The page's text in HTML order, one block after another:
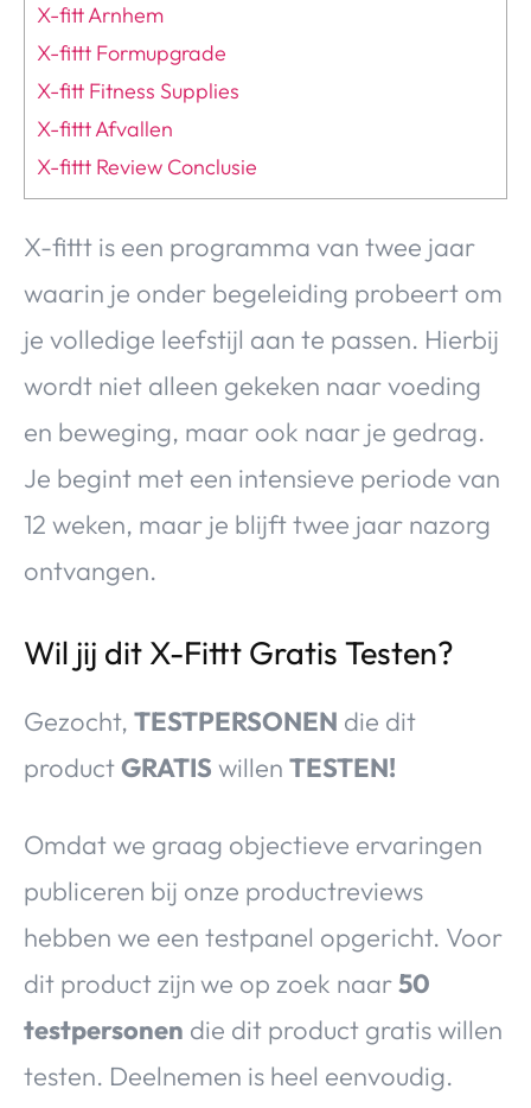
X-fitt Arnhem
X-fittt Formupgrade
X-fitt Fitness Supplies
X-fittt Afvallen
X-fittt Review Conclusie
X-fittt is een programma van twee jaar
waarin je onder begeleiding probeert om
je volledige leefstijl aan te passen. Hierbij
wordt niet alleen gekeken naar voeding
en beweging, maar ook naar je gedrag.
Je begint met een intensieve periode van
12 weken, maar je blijft twee jaar nazorg
ontvangen.
Wil jij dit X-Fittt Gratis Testen?
Gezocht, TESTPERSONEN die dit
productGRATIS willen TESTEN!
Omdat we graag objectieve ervaringen
publiceren bij onze productreviews
hebben we een testpanel opgericht. Voor
dit product zijnwe op zoek naar50
testpersonen die dit product gratis willen
testen. Deelnemen is heel eenvoudig.